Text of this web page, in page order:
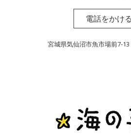
電話をかける
宮城県気仙沼市魚市場前7-